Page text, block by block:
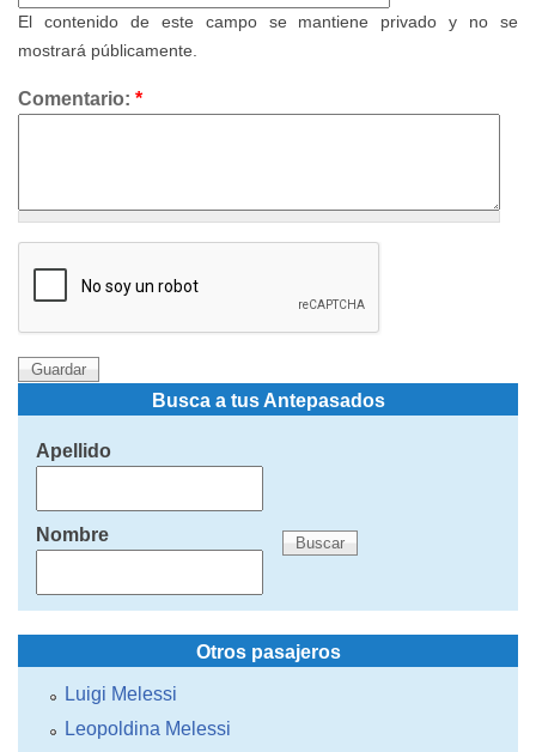
El contenido de este campo se mantiene privado y no se
mostrará públicamente.
Comentario: *
Busca a tus Antepasados
Apellido
Nombre
Otros pasajeros
Luigi Melessi
Leopoldina Melessi